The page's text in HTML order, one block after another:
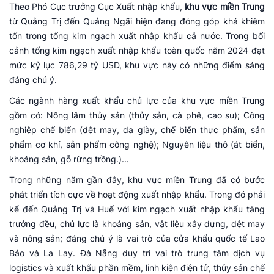
Theo Phó Cục trưởng Cục Xuất nhập khẩu, khu vực miền Trung
từ Quảng Trị đến Quảng Ngãi hiện đang đóng góp khá khiêm
tốn trong tổng kim ngạch xuất nhập khẩu cả nước. Trong bối
cảnh tổng kim ngạch xuất nhập khẩu toàn quốc năm 2024 đạt
mức kỷ lục 786,29 tỷ USD, khu vực này có những điểm sáng
đáng chú ý.
Các ngành hàng xuất khẩu chủ lực của khu vực miền Trung
gồm có: Nông lâm thủy sản (thủy sản, cà phê, cao su); Công
nghiệp chế biến (dệt may, da giày, chế biến thực phẩm, sản
phẩm cơ khí, sản phẩm công nghệ); Nguyên liệu thô (át biển,
khoáng sản, gỗ rừng trồng.)...
Trong những năm gần đây, khu vực miền Trung đã có bước
phát triển tích cực về hoạt động xuất nhập khẩu. Trong đó phải
kể đếnQuảng Trị và Huế với kim ngạch xuất nhập khẩu tăng
trưởng đều, chủ lực là khoáng sản, vật liệu xây dựng, dệt may
và nông sản; đáng chú ý là vai trò của cửa khẩu quốc tế Lao
Bảo và La Lay. Đà Nẵng duy trì vai trò trung tâm dịch vụ
logistics và xuất khẩu phần mềm, linh kiện điện tử, thủy sản chế